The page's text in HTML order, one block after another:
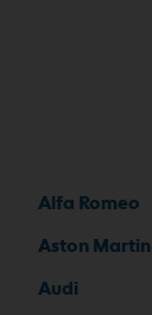
Alfa Romeo
Aston Martin
Audi